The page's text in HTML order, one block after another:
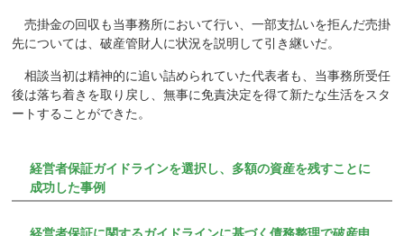
売掛金の回収も当事務所において行い、一部支払いを拒んだ売掛
先については、破産管財人に状況を説明して引き継いだ。
相談当初は精神的に追い詰められていた代表者も、当事務所受任
後は落ち着きを取り戻し、無事に免責決定を得て新たな生活をスタ
ートすることができた。
経営者保証ガイドラインを選択し、多額の資産を残すことに
成功した事例
経営者保証に関するガイドラインに基づく債務整理で破産申